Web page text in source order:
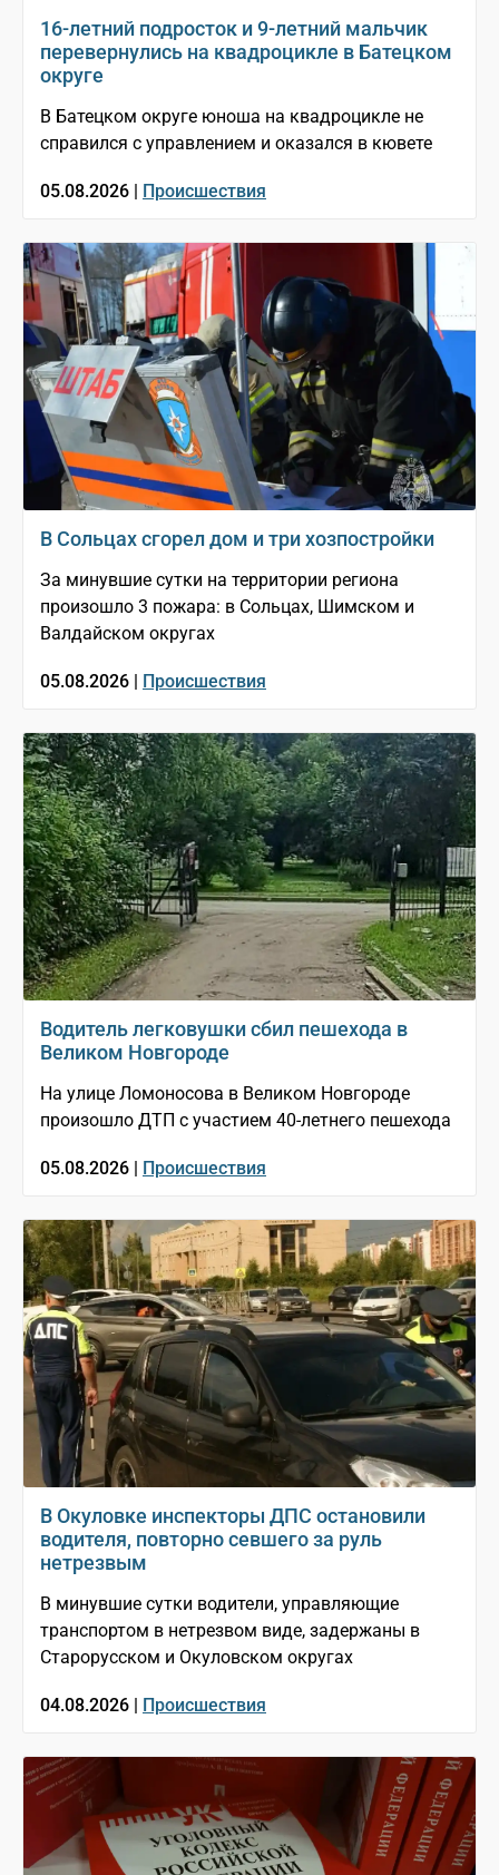
16-летний подросток и 9-летний мальчик
перевернулись на квадроцикле в Батецком
округе
В Батецком округе юноша на квадроцикле не
справился с управлением и оказался в кювете
05.08.2026 | Происшествия
В Сольцах сгорел дом и три хозпостройки
За минувшие сутки на территории региона
произошло 3 пожара: в Сольцах, Шимском и
Валдайском округах
05.08.2026 | Происшествия
Водитель легковушки сбил пешехода в
Великом Новгороде
На улице Ломоносова в Великом Новгороде
произошло ДТП с участием 40-летнего пешехода
05.08.2026 | Происшествия
В Окуловке инспекторы ДПС остановили
водителя, повторно севшего за руль
нетрезвым
В минувшие сутки водители, управляющие
транспортом в нетрезвом виде, задержаны в
Старорусском и Окуловском округах
04.08.2026 | Происшествия